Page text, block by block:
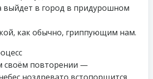
выйдет в город в придурошном
как обычно, гриппующим нам.
своём повторении —